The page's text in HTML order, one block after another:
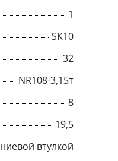
1
SK10
32
NR108-3,15т
8
19,5
втулкой
Popup
Title
Popup Content